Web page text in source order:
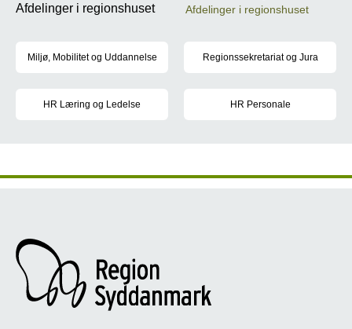
Afdelinger i regionshuset
Afdelinger i regionshuset
Miljø, Mobilitet og Uddannelse Regionssekretariat og Jura
HR Læring og Ledelse HR Personale